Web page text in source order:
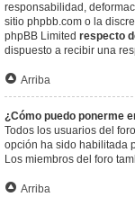
responsabilidad,
sitio phpbb.com o la
phpBB Limited respecto
dispuesto a recibir una
Arriba
¿Cómo puedo ponerme
Todos los usuarios del
opción ha sido habilitada
Los miembros del foro
Arriba